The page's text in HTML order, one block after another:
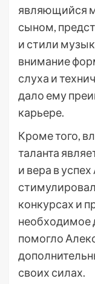
являющийся
сыном,
и стили
внимание
слуха и
дало ему
карьере.
Кроме того,
таланта
и вера в
конкурсах и
необходимое
помогло
своих силах.